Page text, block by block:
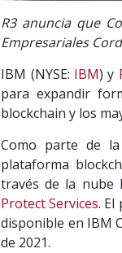
R3 anuncia que
Empresariales
IBM (NYSE: IBM) y
para expandir
blockchain y los
Como parte de
plataforma
través de la nube
Protect Services. El
disponible en IBM
de 2021.